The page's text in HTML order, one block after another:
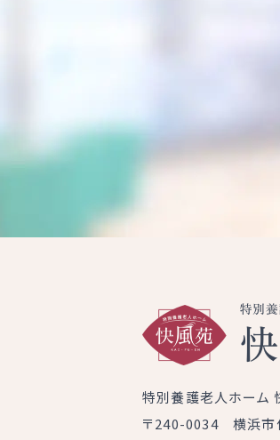
特別養護老人ホーム
〒240-0034 横浜市